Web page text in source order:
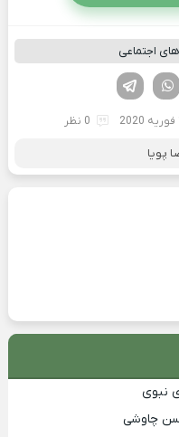
اجتماعی
لینکدین
0 نظر
پویا
نبوی
چاوشی